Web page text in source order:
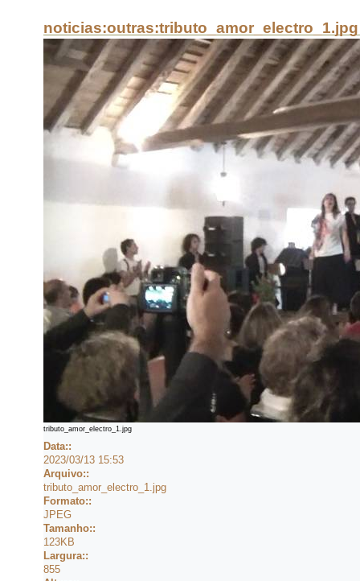
noticias:outras:tributo_amor_electro_1.jpg
tributo_amor_electro_1.jpg
Data::
2023/03/13 15:53
Arquivo::
tributo_amor_electro_1.jpg
Formato::
JPEG
Tamanho::
123KB
Largura::
855